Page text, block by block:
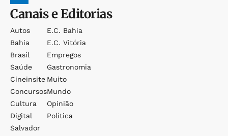
Canais e Editorias
Autos
Bahia
Brasil
Saúde
Cineinsite
Concursos
Cultura
Digital
Salvador
E.c. Bahia
E.c. Vitória
Empregos
Gastronomia
Muito
Mundo
Opinião
Política